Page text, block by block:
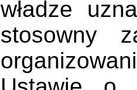
władze
stosowny